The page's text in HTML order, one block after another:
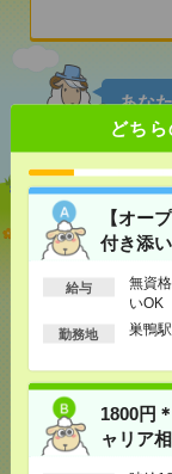
どち
【オー
付き添
給与
無資
いOK
以上
勤務地 巣鴨
1800円
ャリア
あな
【オープニン
いも仕事の1つ
[給 与]無資格未経
OK ■扶養内OK ■
[交通費]交通費全額
[勤務地]巣鴨駅/目
1800円＊＜9月
談＆研修の事